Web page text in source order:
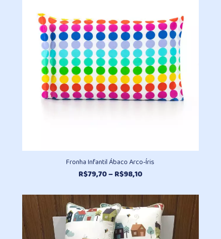
Fronha Infantil Ábaco Arco-Íris
R$79,70–R$98,10Faixa
preço:
R$79,70
através
R$98,10